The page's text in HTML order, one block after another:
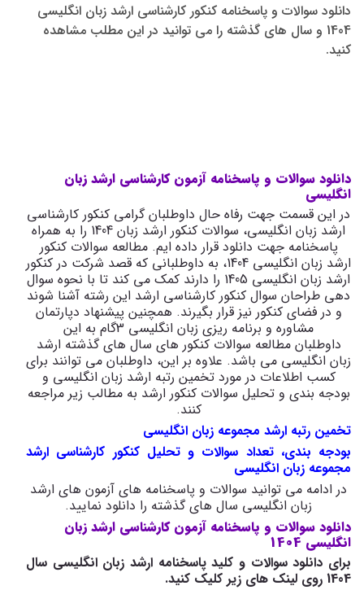
دانلود سوالات و پاسخنامه کنکور کارشناسی ارشد زبان انگلیسی
1404 و سال های گذشته را می توانید در این مطلب مشاهده
کنید.
دانلود سوالات و پاسخنامه آزمون کارشناسی ارشد زبان
انگلیسی
در این قسمت جهت رفاه حال داوطلبان گرامی کنکور کارشناسی
ارشد زبان انگلیسی، سوالات کنکور ارشد زبان 1404 را به همراه
پاسخنامه جهت دانلود قرار داده ایم. مطالعه سوالات کنکور
ارشد زبان انگلیسی 1404، به داوطلبانی که قصد شرکت در کنکور
ارشد زبان انگلیسی 1405 را دارند کمک می کند تا با نحوه سوال
دهی طراحان سوال کنکور کارشناسی ارشد این رشته آشنا شوند
و در فضای کنکور نیز قرار بگیرند. همچنین پیشنهاد دپارتمان
مشاوره و برنامه ریزی زبان انگلیسی 3گام به این
داوطلبان مطالعه سوالات کنکور های سال های گذشته ارشد
زبان انگلیسی می باشد. علاوه بر این، داوطلبان می توانند برای
کسب اطلاعات در مورد تخمین رتبه ارشد زبان انگلیسی و
بودجه بندی و تحلیل سوالات کنکور ارشد به مطالب زیر مراجعه
کنند.
تخمین رتبه ارشد مجموعه زبان انگلیسی
بودجه بندی، تعداد سوالات و تحلیل کنکور کارشناسی ارشد
مجموعه زبان انگلیسی​
در ادامه می توانید سوالات و پاسخنامه های آزمون های ارشد
زبان انگلیسی سال های گذشته را دانلود نمایید.
دانلود سوالات و پاسخنامه آزمون کارشناسی ارشد زبان
انگلیسی 1404
برای دانلود سوالات و کلید پاسخنامه ارشد زبان انگلیسی سال
1404 روی لینک های زیر کلیک کنید.